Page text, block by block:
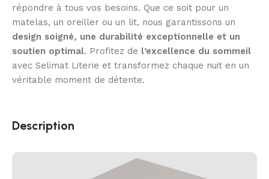
répondre à tous vos besoins. Que ce soit pour un
matelas, un oreiller ou un lit, nous garantissons un
design soigné, une durabilité exceptionnelle et un
soutien optimal. Profitez de l’excellence du sommeil
avec Selimat Literie et transformez chaque nuit en un
véritable moment de détente.
Description